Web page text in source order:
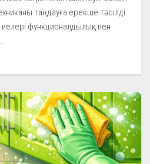
таңдауға ерекше тәсілді
функционалдылық пен